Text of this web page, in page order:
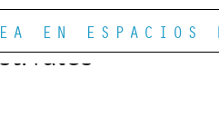
EN ESPACIOS